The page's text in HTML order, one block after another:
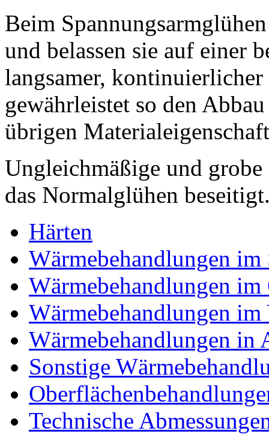
Beim
und belassen sie auf einer
langsamer, kontinuierlicher
gewährleistet so den
übrigen
Ungleichmäßige und
das Normalglühen
Härten
Wärmebehandlungen im
Wärmebehandlungen im
Wärmebehandlungen im
Wärmebehandlungen in
Sonstige
Technische